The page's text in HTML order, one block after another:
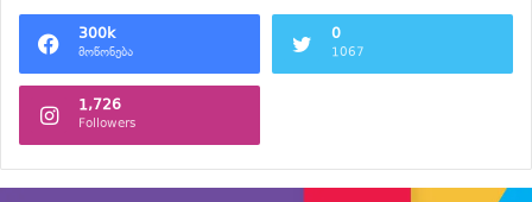
300k
მოწონება
0
1067
1,726
Followers